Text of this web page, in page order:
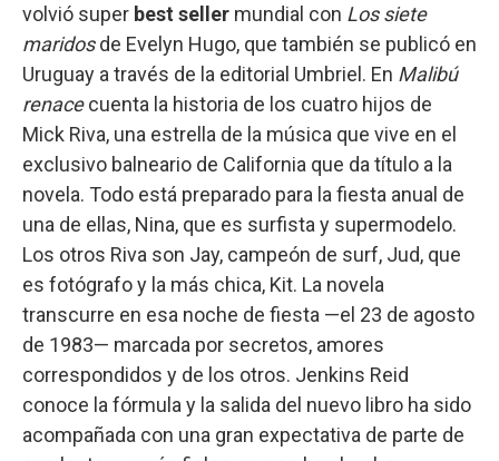
volvió super best seller mundial con Los siete
maridosde Evelyn Hugo, que también se publicó en
Uruguay a través de la editorial Umbriel. En Malibú
renacecuenta la historia de los cuatro hijos de
Mick Riva, una estrella de la música que vive en el
exclusivo balneario de California que da título a la
novela. Todo está preparado para la fiesta anual de
una de ellas, Nina, que es surfista y supermodelo.
Los otros Riva son Jay, campeón de surf, Jud, que
es fotógrafo y la más chica, Kit. La novela
transcurre en esa noche de fiesta —el 23 de agosto
de 1983— marcada por secretos, amores
correspondidos y de los otros. Jenkins Reid
conoce la fórmula y la salida del nuevo libro ha sido
acompañada con una gran expectativa de parte de